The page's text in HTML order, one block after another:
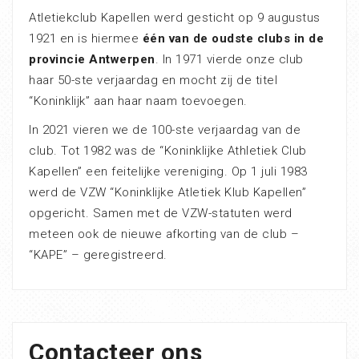
Atletiekclub Kapellen werd gesticht op 9 augustus
1921 en is hiermee één van de oudste clubs in de
provincie Antwerpen . In 1971 vierde onze club
haar 50-ste verjaardag en mocht zij de titel
“Koninklijk” aan haar naam toevoegen.
In 2021 vieren we de 100-ste verjaardag van de
club. Tot 1982 was de “Koninklijke Athletiek Club
Kapellen” een feitelijke vereniging. Op 1 juli 1983
werd de VZW “Koninklijke Atletiek Klub Kapellen”
opgericht. Samen met de VZW-statuten werd
meteen ook de nieuwe afkorting van de club –
“KAPE” – geregistreerd.
Contacteer ons